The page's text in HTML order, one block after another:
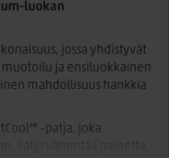
luokan
jossa yhdistyvät
muotoilu ja ensiluokkainen
mahdollisuus hankkia
-patja, joka